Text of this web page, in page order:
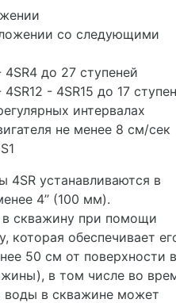
со следующими
4SR4 до 27 ступеней
- 4SR15 до 17
интервалах
не менее 8 см/сек
устанавливаются в
4’’ (100 мм).
в скважину при помощи
которая обеспечивает
50 см от поверхности
в том числе во
воды в скважине может